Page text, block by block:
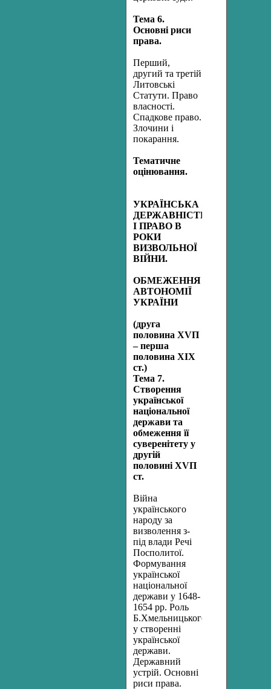
Тема 6.
Основні риси
права.
Перший,
другий та третій
Литовські
Статути. Право
власності.
Спадкове право.
Злочини і
покарання.
Тематичне
оцінювання.
УКРАЇНСЬКА
ДЕРЖАВНІСТЬ
І ПРАВО В
РОКИ
ВИЗВОЛЬНОЇ
ВІЙНИ.
ОБМЕЖЕННЯ
АВТОНОМІЇ
УКРАЇНИ
(друга
половина ХVП
– перша
половина ХІХ
ст.)
Тема 7.
Створення
української
національної
держави та
обмеження її
суверенітету у
другій
половині ХVП
ст.
Війна
українського
народу за
визволення з-
під влади Речі
Посполитої.
Формування
української
національної
держави у 1648-
1654 рр. Роль
Б.Хмельницького
у створенні
української
держави.
Державний
устрій. Основні
риси права.